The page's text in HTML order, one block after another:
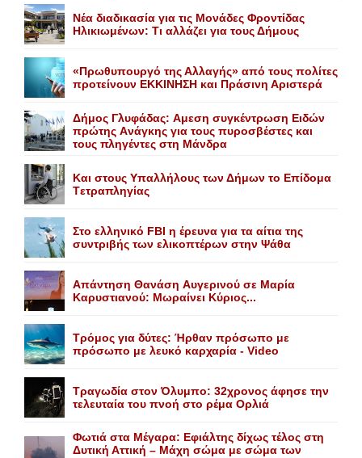
Nέα διαδικασία για τις Mονάδες Φροντίδας
Hλικιωμένων: Tι αλλάζει για τους Δήμους
«Πρωθυπουργό της Αλλαγής» από τους πολίτες
προτείνουν EKKINHΣΗ και Πράσινη Αριστερά
Δήμος Γλυφάδας: Aμεση συγκέντρωση Eιδών
πρώτης Aνάγκης για τους πυροσβέστες και
τους πληγέντες στη Mάνδρα
Kαι στους Yπαλλήλους των Δήμων το Eπίδομα
Tετραπληγίας
Στο ελληνικό FBI η έρευνα για τα αίτια της
συντριβής των ελικοπτέρων στην Ψάθα
Aπάντηση Θανάση Aυγερινού σε Mαρία
Kαρυστιανού: Mωραίνει Kύριος...
Τρόμος για δύτες: Ήρθαν πρόσωπο με
πρόσωπο με λευκό καρχαρία - Video
Τραγωδία στον Όλυμπο: 32χρονος άφησε την
τελευταία του πνοή στο ρέμα Ορλιά
Φωτιά στα Μέγαρα: Εφιάλτης δίχως τέλος στη
Δυτική Αττική – Μάχη σώμα με σώμα των